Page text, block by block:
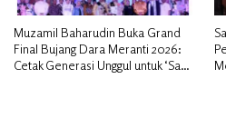
Muzamil Baharudin Buka Grand
Final Bujang Dara Meranti 2026:
Cetak Generasi Unggul untuk ‘Sagu